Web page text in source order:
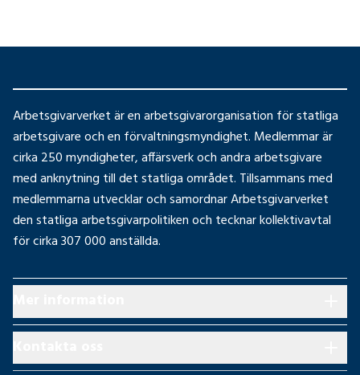
Arbetsgivarverket är en arbetsgivarorganisation för statliga
arbetsgivare och en förvaltningsmyndighet. Medlemmar är
cirka 250 myndigheter, affärsverk och andra arbetsgivare
med anknytning till det statliga området. Tillsammans med
medlemmarna utvecklar och samordnar Arbetsgivarverket
den statliga arbetsgivarpolitiken och tecknar kollektivavtal
för cirka 307 000 anställda.